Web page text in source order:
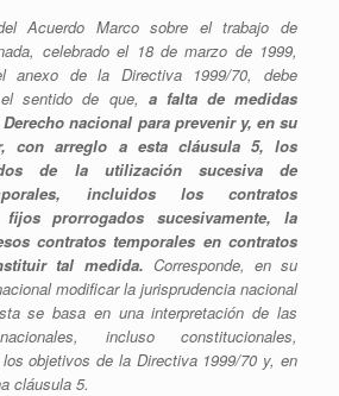
Acuerdo Marco sobre el trabajo de
celebrado el 18 de marzo de 1999,
anexo de la Directiva 1999/70, debe
sentido de que, a falta de medidas
nacional para prevenir y, en su
con arreglo a esta cláusula 5, los
de la utilización sucesiva de
incluidos los contratos
prorrogados sucesivamente, la
contratos temporales en contratos
tal medida. Corresponde, en su
modificar la jurisprudencia nacional
se basa en una interpretación de las
incluso constitucionales,
objetivos de la Directiva 1999/70 y, en
cláusula 5.